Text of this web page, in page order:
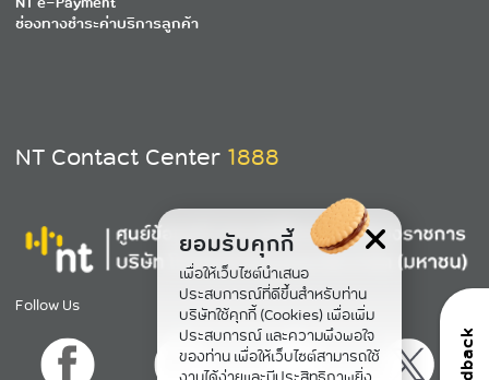
ยอมรับคุกกี้
เพื่อให้เว็บไซต์นำเสนอ
ประสบการณ์ที่ดีขึ้นสำหรับท่าน
บริษัทใช้คุกกี้ (Cookies) เพื่อเพิ่ม
ประสบการณ์ และความพึงพอใจ
ของท่าน เพื่อให้เว็บไซต์สามารถใช้
ช่องทางชำระค่าบริการลูกค้า
NT Contact Center 1888
Follow Us